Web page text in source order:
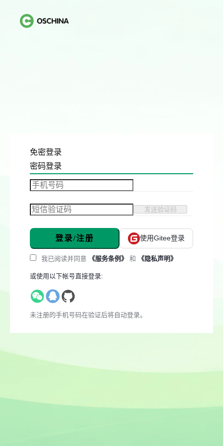
免密登录
密码登录
发送验证码
登录/注册 使用Gitee登录
我已阅读并同意 《服务条例》 和 《隐私声明》
或使用以下帐号直接登录:
未注册的手机号码在验证后将自动登录。